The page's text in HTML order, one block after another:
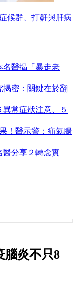
候群、打鼾與肝病
名醫揭「暴走老
揭密：關鍵在於翻
常症狀注意、５
！醫示警：疝氣腸
醫分享２轉念實
腦炎不只8